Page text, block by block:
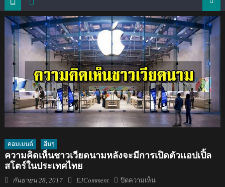
คอมเมนต์ อื่นๆ
ความคิดเห็นชาวเวียดนามหลังจะมีการเปิดตัวแอปเปิ้ล
สโตร์ในประเทศไทย
Posted
กันยายน 28, 2017 Author
EJComment ปิดความเห็นบน